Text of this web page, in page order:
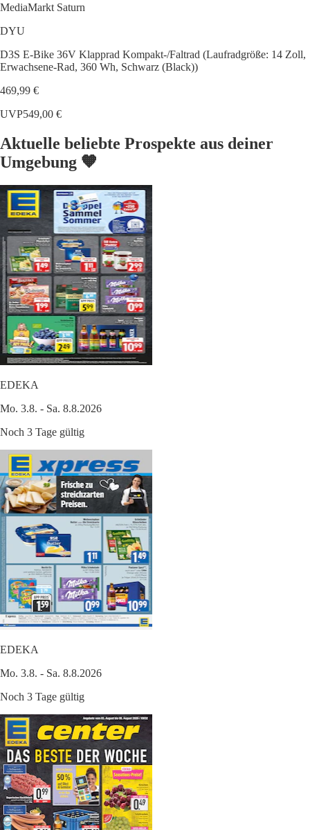
MediaMarkt Saturn
DYU
D3S E-Bike 36V Klapprad Kompakt-/Faltrad (Laufradgröße: 14 Zoll,
Erwachsene-Rad, 360 Wh, Schwarz (Black))
469,99 €
UVP549,00 €
Aktuelle beliebte Prospekte aus deiner
Umgebung 🧡
EDEKA
Mo. 3.8. - Sa. 8.8.2026
Noch 3 Tage gültig
EDEKA
Mo. 3.8. - Sa. 8.8.2026
Noch 3 Tage gültig